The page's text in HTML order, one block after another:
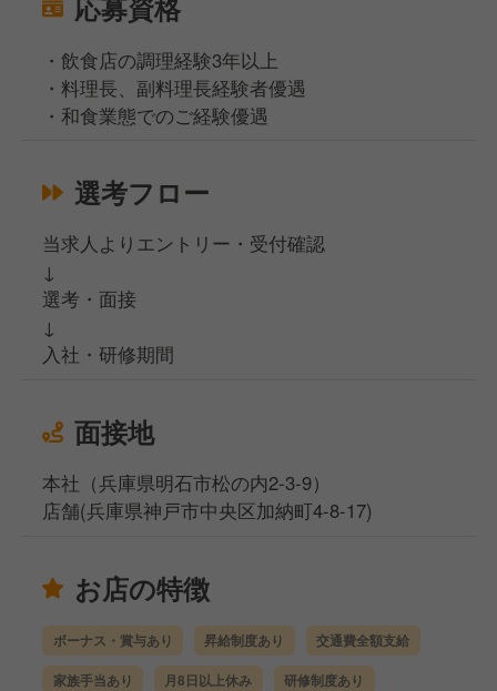
・飲食店の調理経験3年以上
・料理長、副料理長経験者優遇
・和食業態でのご経験優遇
選考フロー
当求人よりエントリー・受付確認
↓
選考・面接
↓
入社・研修期間
面接地
本社（兵庫県明石市松の内2-3-9）
店舗(兵庫県神戸市中央区加納町4-8-17)
お店の特徴
ボーナス・賞与あり 昇給制度あり 交通費全額支給
家族手当あり 月8日以上休み 研修制度あり